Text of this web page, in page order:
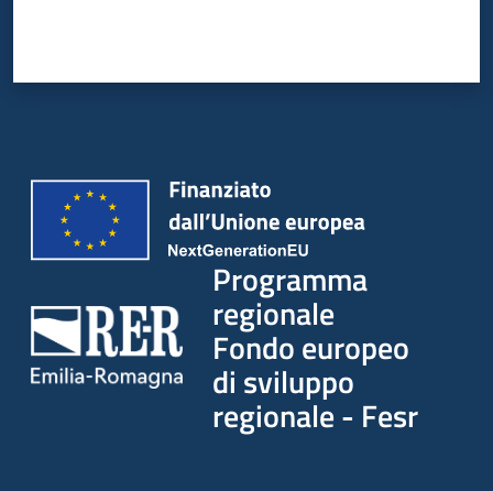
Programma
regionale
Fondo europeo
di sviluppo
regionale - Fesr